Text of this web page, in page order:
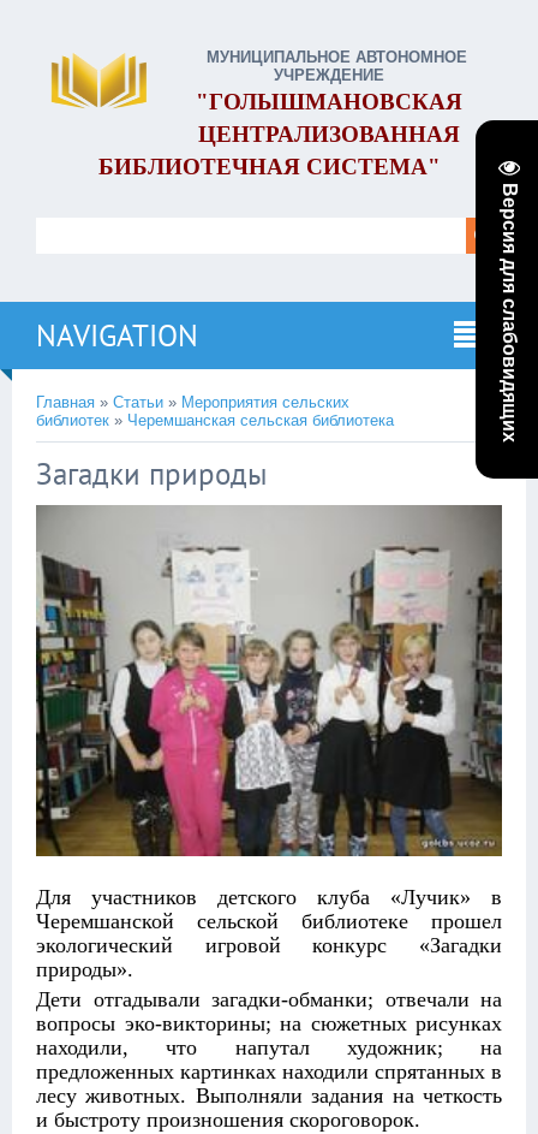
Версия для слабовидящих
МУНИЦИПАЛЬНОЕ АВТОНОМНОЕ
УЧРЕЖДЕНИЕ
"ГОЛЫШМАНОВСКАЯ
ЦЕНТРАЛИЗОВАННАЯ
БИБЛИОТЕЧНАЯ СИСТЕМА"
NAVIGATION
Главная » Статьи » Мероприятия сельских
библиотек » Черемшанская сельская библиотека
Загадки природы
Для участников детского клуба «Лучик» в
Черемшанской сельской библиотеке прошел
экологический игровой конкурс «Загадки
природы».
Дети отгадывали загадки-обманки; отвечали на
вопросы эко-викторины; на сюжетных рисунках
находили, что напутал художник; на
предложенных картинках находили спрятанных в
лесу животных. Выполняли задания на четкость
и быстроту произношения скороговорок.